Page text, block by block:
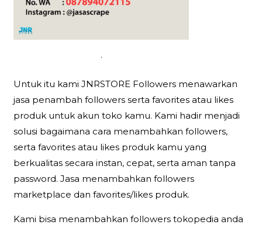
.
Untuk itu kami JNRSTORE Followers menawarkan
jasa penambah followers serta favorites atau likes
produk untuk akun toko kamu. Kami hadir menjadi
solusi bagaimana cara menambahkan followers,
serta favorites atau likes produk kamu yang
berkualitas secara instan, cepat, serta aman tanpa
password. Jasa menambahkan followers
marketplace dan favorites/likes produk.
Kami bisa menambahkan followers tokopedia anda